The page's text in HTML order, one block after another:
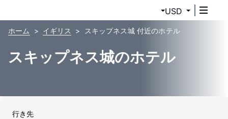
USD
ホーム イギリス スキップネス城 付近のホテル
スキップネス城のホテル
行き先